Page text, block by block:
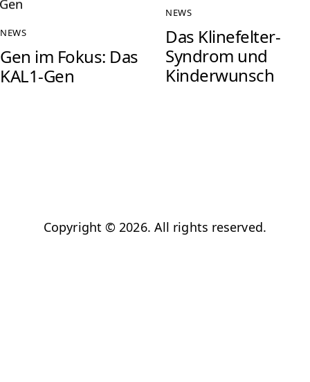
NEWS
Gen im Fokus: Das
KAL1-Gen
NEWS
Das Klinefelter-
Syndrom und
Kinderwunsch
Copyright © 2026. All rights reserved.